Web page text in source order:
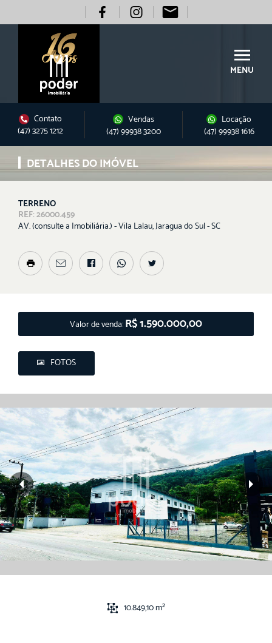
MENU
Contato
(47) 3275 1212
Vendas
(47) 99938 3200
Locação
(47) 99938 1616
DETALHES DO IMÓVEL
TERRENO
REF: 26000.459
AV. (consulte a Imobiliária.) - Vila Lalau, Jaragua do Sul - SC
FOTOS
Valor de venda:R$ 1.590.000,00
10.849,10 m²